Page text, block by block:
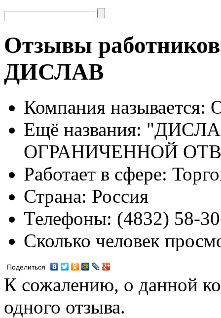
Отзывы
ДИСЛАВ
Компания называется:
Ещё названия:
ОГРАНИЧЕННОЙ
Работает в сфере:
Страна: Россия
Телефоны: (4832) 58-
Сколько человек
Поделиться
К сожалению, о данной
одного отзыва.